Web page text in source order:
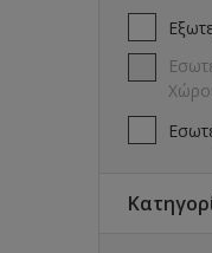
Εσωτερικοί & Εξωτερικοί
Χώροι